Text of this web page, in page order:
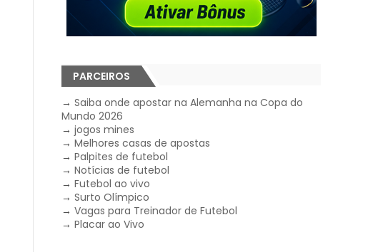
PARCEIROS
→Saiba onde apostar na Alemanha na Copa do
Mundo 2026
→jogos mines
→Melhores casas de apostas
→Palpites de futebol
→Notícias de futebol
→Futebol ao vivo
→Surto Olímpico
→Vagas para Treinador de Futebol
→Placar ao Vivo